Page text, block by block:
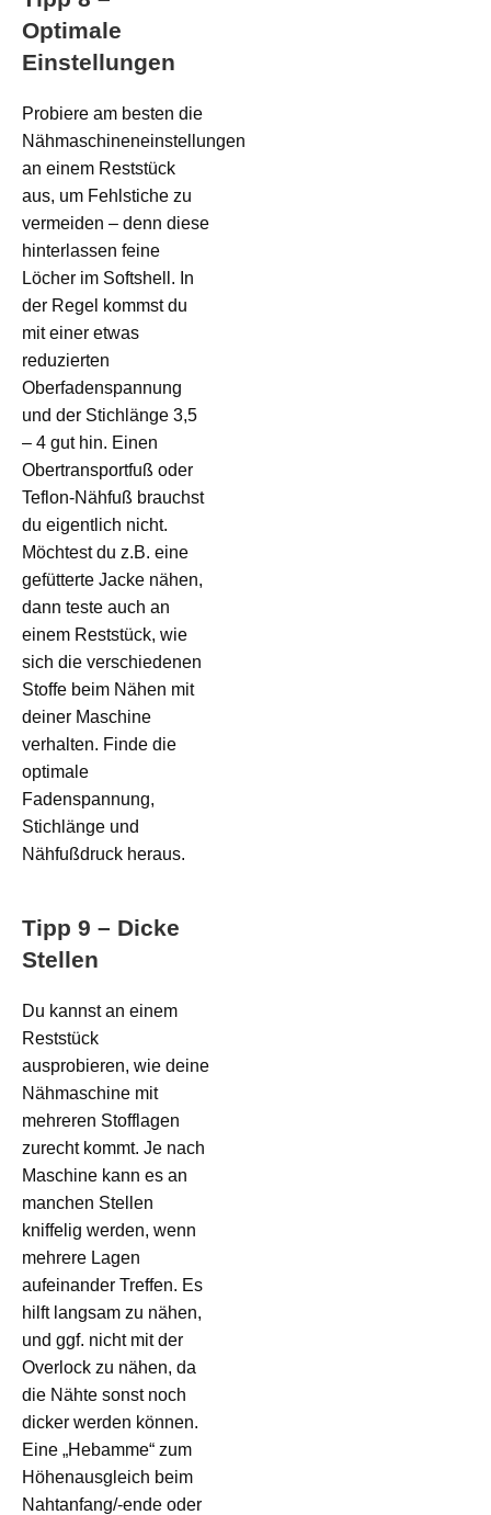
Optimale
Einstellungen
Probiere am besten die
Nähmaschineneinstellungen
an einem Reststück
aus, um Fehlstiche zu
vermeiden – denn diese
hinterlassen feine
Löcher im Softshell. In
der Regel kommst du
mit einer etwas
reduzierten
Oberfadenspannung
und der Stichlänge 3,5
– 4 gut hin. Einen
Obertransportfuß oder
Teflon-Nähfuß brauchst
du eigentlich nicht.
Möchtest du z.B. eine
gefütterte Jacke nähen,
dann teste auch an
einem Reststück, wie
sich die verschiedenen
Stoffe beim Nähen mit
deiner Maschine
verhalten. Finde die
optimale
Fadenspannung,
Stichlänge und
Nähfußdruck heraus.
Tipp 9 – Dicke
Stellen
Du kannst an einem
Reststück
ausprobieren, wie deine
Nähmaschine mit
mehreren Stofflagen
zurecht kommt. Je nach
Maschine kann es an
manchen Stellen
kniffelig werden, wenn
mehrere Lagen
aufeinander Treffen. Es
hilft langsam zu nähen,
und ggf. nicht mit der
Overlock zu nähen, da
die Nähte sonst noch
dicker werden können.
Eine „Hebamme“ zum
Höhenausgleich beim
Nahtanfang/-ende oder